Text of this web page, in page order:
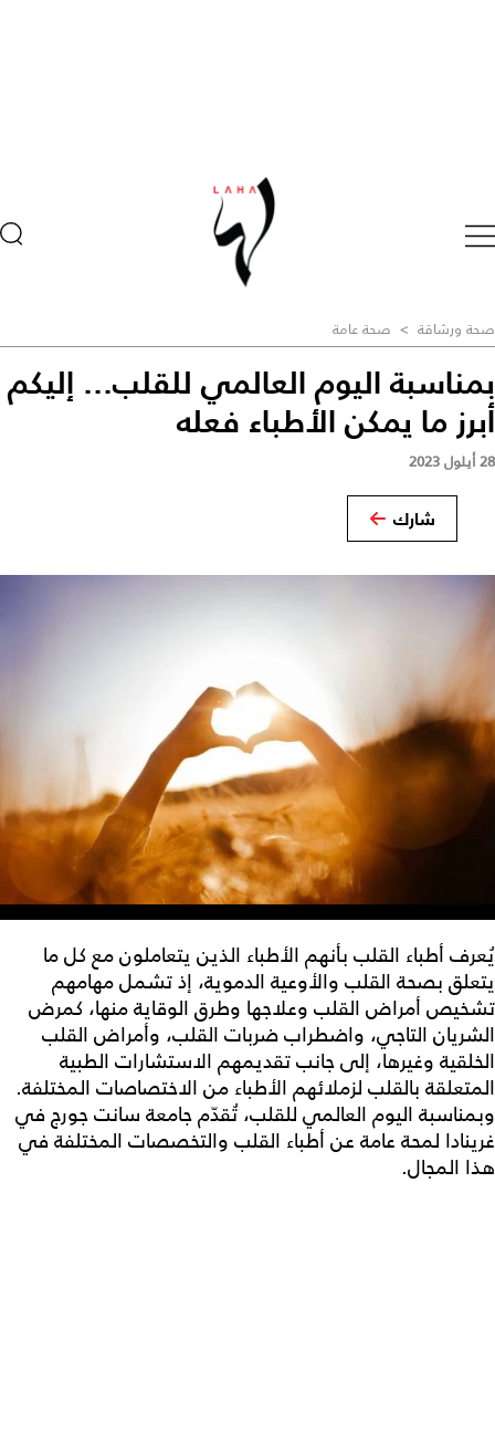
صحة ورشاقة > صحة عامة
بمناسبة اليوم العالمي للقلب... إليكم
أبرز ما يمكن الأطباء فعله
28 أيلول 2023
شارك
يُعرف أطباء القلب بأنهم الأطباء الذين يتعاملون مع كل ما
يتعلق بصحة القلب والأوعية الدموية، إذ تشمل مهامهم
تشخيص أمراض القلب وعلاجها وطرق الوقاية منها، كمرض
الشريان التاجي، واضطراب ضربات القلب، وأمراض القلب
الخلقية وغيرها، إلى جانب تقديمهم الاستشارات الطبية
المتعلقة بالقلب لزملائهم الأطباء من الاختصاصات المختلفة.
وبمناسبة اليوم العالمي للقلب، تُقدّم جامعة سانت جورج في
غرينادا لمحة عامة عن أطباء القلب والتخصصات المختلفة في
هذا المجال.